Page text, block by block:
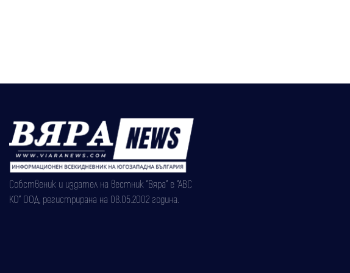
Собственик и издател на вестник "Вяра" е "АВС
КО" ООД, регистрирана на 08.05.2002 година.